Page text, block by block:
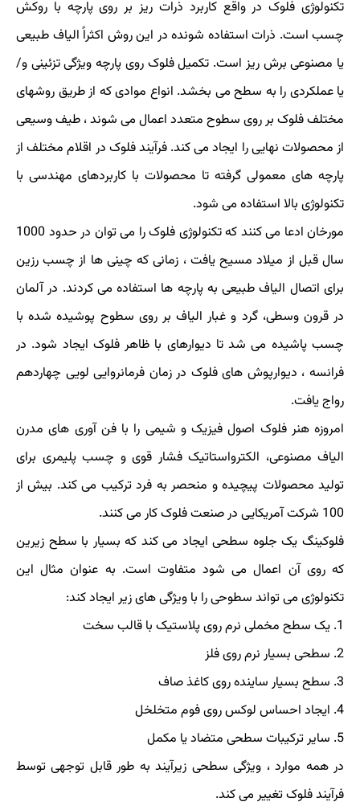
تکنولوژی فلوک در واقع کاربرد ذرات ریز بر روی پارچه با روکش
چسب است. ذرات استفاده شونده در این روش اکثراً الیاف طبیعی
یا مصنوعی برش ریز است. تکمیل فلوک روی پارچه ویژگی تزئینی و/
یا عملکردی را به سطح می بخشد. انواع موادی که از طریق روشهای
مختلف فلوک بر روی سطوح متعدد اعمال می شوند ، طیف وسیعی
از محصولات نهایی را ایجاد می کند. فرآیند فلوک در اقلام مختلف از
پارچه های معمولی گرفته تا محصولات با کاربردهای مهندسی با
تکنولوژی بالا استفاده می شود.
مورخان ادعا می کنند که تکنولوژی فلوک را می توان در حدود 1000
سال قبل از میلاد مسیح یافت ، زمانی که چینی ها از چسب رزین
برای اتصال الیاف طبیعی به پارچه ها استفاده می کردند. در آلمان
در قرون وسطی، گرد و غبار الیاف بر روی سطوح پوشیده شده با
چسب پاشیده می شد تا دیوارهای با ظاهر فلوک ایجاد شود. در
فرانسه ، دیوارپوش های فلوک در زمان فرمانروایی لویی چهاردهم
رواج یافت.
امروزه هنر فلوک اصول فیزیک و شیمی را با فن آوری های مدرن
الیاف مصنوعی، الکترواستاتیک فشار قوی و چسب پلیمری برای
تولید محصولات پیچیده و منحصر به فرد ترکیب می کند. بیش از
100 شرکت آمریکایی در صنعت فلوک کار می کنند.
فلوکینگ یک جلوه سطحی ایجاد می کند که بسیار با سطح زیرین
که روی آن اعمال می شود متفاوت است. به عنوان مثال این
تکنولوژی می تواند سطوحی را با ویژگی های زیر ایجاد کند:
در همه موارد ، ویژگی سطحی زیرآیند به طور قابل توجهی توسط
فرآیند فلوک تغییر می کند.